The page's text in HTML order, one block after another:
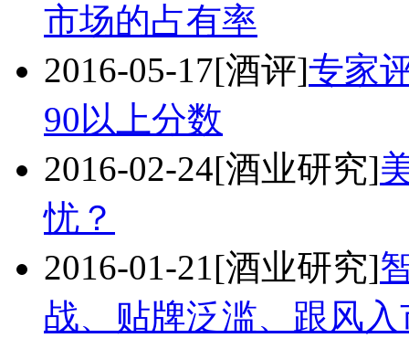
市场的占有率
2016-05-17[酒评]专家
90以上分数
2016-02-24[酒业研究]
忧？
2016-01-21[酒业研究]
战、贴牌泛滥、跟风入